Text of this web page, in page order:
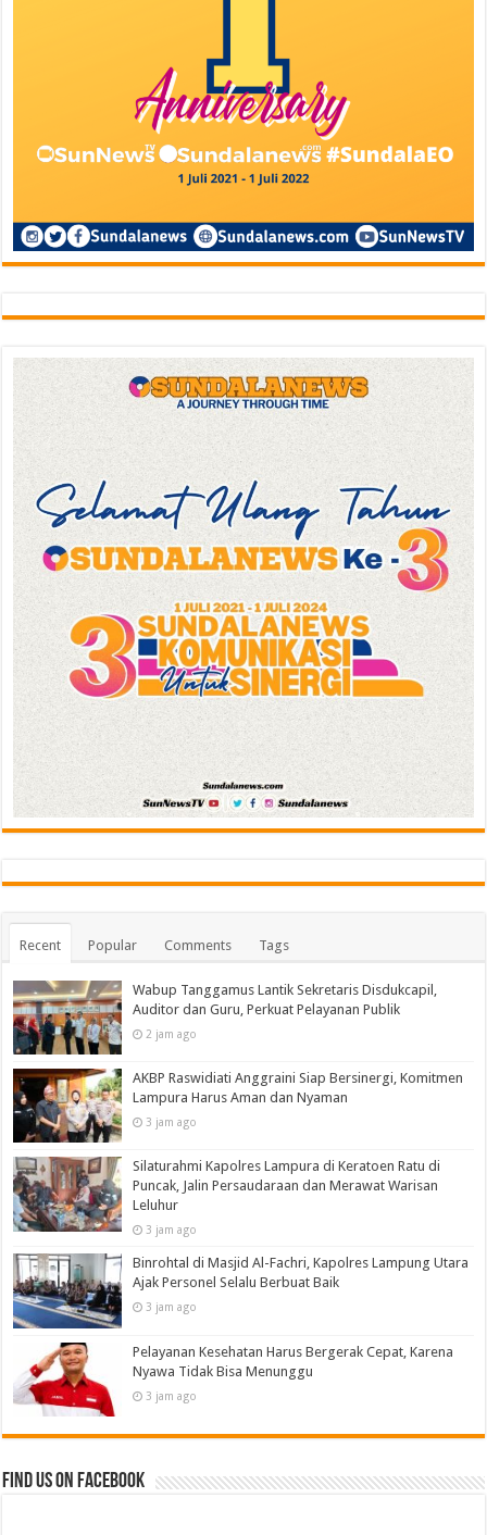
Recent Popular Comments Tags
Wabup Tanggamus Lantik Sekretaris Disdukcapil,
Auditor dan Guru, Perkuat Pelayanan Publik
2 jam ago
AKBP Raswidiati Anggraini Siap Bersinergi, Komitmen
Lampura Harus Aman dan Nyaman
3 jam ago
Silaturahmi Kapolres Lampura di Keratoen Ratu di
Puncak, Jalin Persaudaraan dan Merawat Warisan
Leluhur
3 jam ago
Binrohtal di Masjid Al-Fachri, Kapolres Lampung Utara
Ajak Personel Selalu Berbuat Baik
3 jam ago
Pelayanan Kesehatan Harus Bergerak Cepat, Karena
Nyawa Tidak Bisa Menunggu
3 jam ago
Find us on Facebook